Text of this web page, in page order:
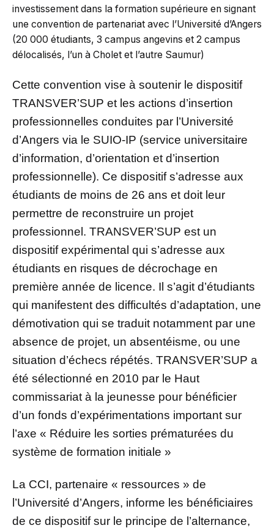
investissement dans la formation supérieure en signant
une convention de partenariat avec l’Université d’Angers
(20 000 étudiants, 3 campus angevins et 2 campus
délocalisés, l’un à Cholet et l’autre Saumur)
Cette convention vise à soutenir le dispositif
TRANSVER’SUP et les actions d’insertion
professionnelles conduites par l’Université
d’Angers via le SUIO-IP (service universitaire
d’information, d’orientation et d’insertion
professionnelle). Ce dispositif s’adresse aux
étudiants de moins de 26 ans et doit leur
permettre de reconstruire un projet
professionnel. TRANSVER’SUP est un
dispositif expérimental qui s’adresse aux
étudiants en risques de décrochage en
première année de licence. Il s’agit d’étudiants
qui manifestent des difficultés d’adaptation, une
démotivation qui se traduit notamment par une
absence de projet, un absentéisme, ou une
situation d’échecs répétés. TRANSVER’SUP a
été sélectionné en 2010 par le Haut
commissariat à la jeunesse pour bénéficier
d’un fonds d’expérimentations important sur
l’axe « Réduire les sorties prématurées du
système de formation initiale »
La CCI, partenaire « ressources » de
l’Université d’Angers, informe les bénéficiaires
de ce dispositif sur le principe de l’alternance,